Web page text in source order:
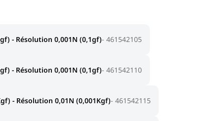
- Résolution 0,001N (0,1gf) 461542105
- Résolution 0,001N (0,1gf) 461542110
- Résolution 0,01N (0,001Kgf) 461542115